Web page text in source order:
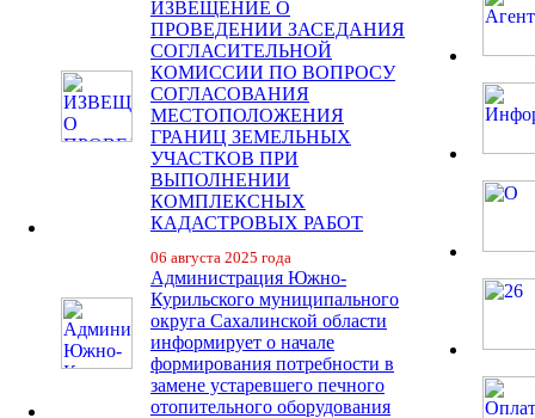
ИЗВЕЩЕНИЕ О
ПРОВЕДЕНИИ ЗАСЕДАНИЯ
СОГЛАСИТЕЛЬНОЙ
КОМИССИИ ПО ВОПРОСУ
СОГЛАСОВАНИЯ
МЕСТОПОЛОЖЕНИЯ
ГРАНИЦ ЗЕМЕЛЬНЫХ
УЧАСТКОВ ПРИ
ВЫПОЛНЕНИИ
КОМПЛЕКСНЫХ
КАДАСТРОВЫХ РАБОТ
06 августа 2025 года
Администрация Южно-
Курильского муниципального
округа Сахалинской области
информирует о начале
формирования потребности в
замене устаревшего печного
отопительного оборудования